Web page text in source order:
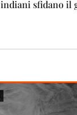
indiani sfidano il